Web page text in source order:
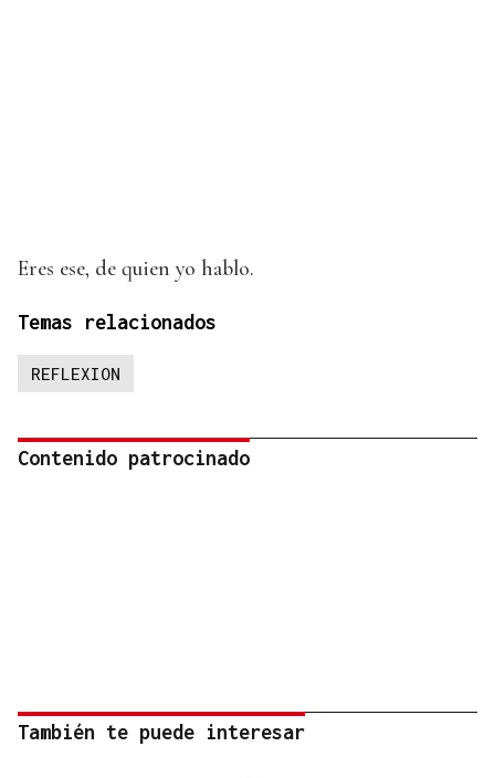
Eres ese, de quien yo hablo.
Temas relacionados
REFLEXION
Contenido patrocinado
También te puede interesar